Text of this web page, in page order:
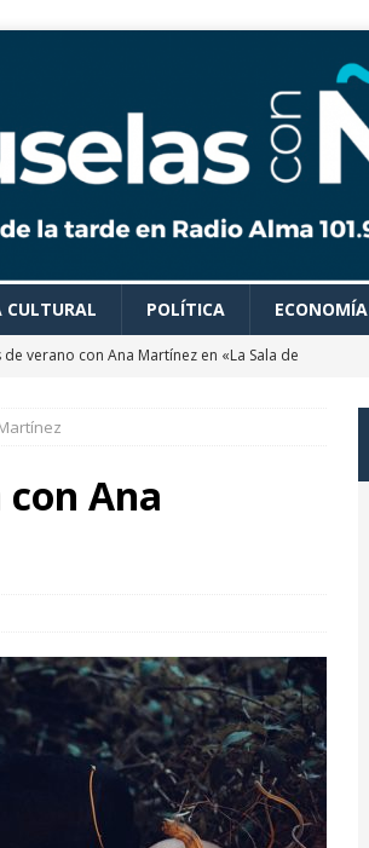
CULTURAL POLÍTICA ECONOMÍA
verano con Ana Martínez en «La Sala de
con Ñ te recomiendan todo tipo de
verano ideal
de «Bruselas con Ñ» para disfrutar de
10 jóvenes trabajadores y estudiantes
Ana